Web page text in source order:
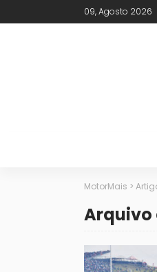
09, Agosto 2026
MotorMais >
Arquivo